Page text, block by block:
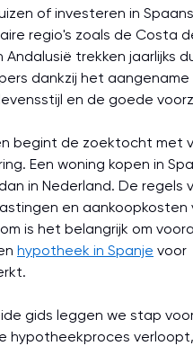
of investeren in Spaans
regio's zoals de Costa
trekken jaarlijks
dankzij het aangename
en de goede
begint de zoektocht met
Een woning kopen in
in Nederland. De regels
en aankoopkosten
is het belangrijk om
hypotheek in Spanje voor
gids leggen we stap
hypotheekproces